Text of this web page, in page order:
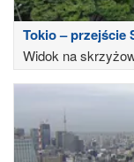
Tokio – przejście
Widok na